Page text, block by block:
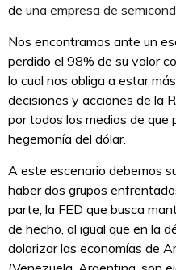
de una empresa de
Nos encontramos ante un
perdido el 98% de su valor
lo cual nos obliga a estar
decisiones y acciones de la
por todos los medios de que
hegemonía del dólar.
A este escenario debemos
haber dos grupos
parte, la FED que busca
de hecho, al igual que en la
dolarizar las economías de